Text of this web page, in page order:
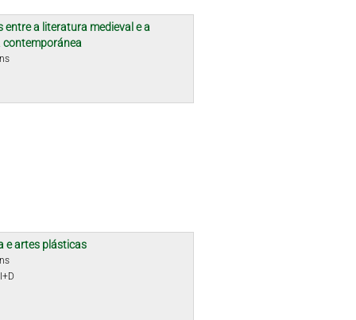
entre a literatura medieval e a
e artes plásticas